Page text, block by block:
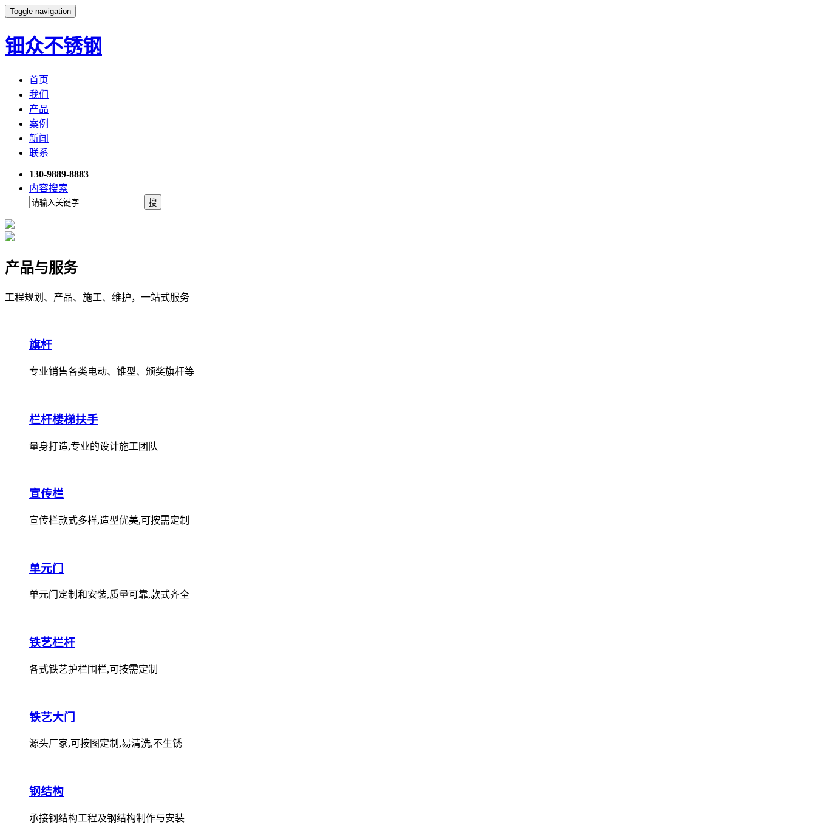
Toggle navigation
钿众不锈钢
首页
我们
产品
案例
新闻
联系
130-9889-8883
内容搜索
产品与服务
工程规划、产品、施工、维护，一站式服务
旗杆
专业销售各类电动、锥型、颁奖旗杆等
栏杆楼梯扶手
量身打造,专业的设计施工团队
宣传栏
宣传栏款式多样,造型优美,可按需定制
单元门
单元门定制和安装,质量可靠,款式齐全
铁艺栏杆
各式铁艺护栏围栏,可按需定制
铁艺大门
源头厂家,可按图定制,易清洗,不生锈
钢结构
承接钢结构工程及钢结构制作与安装